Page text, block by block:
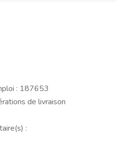
: 187653
de livraison
: